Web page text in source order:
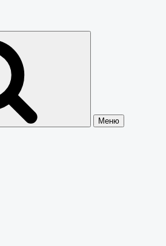
Меню